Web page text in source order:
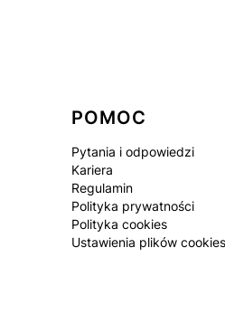
POMOC
Pytania i odpowiedzi
Kariera
Regulamin
Polityka prywatności
Polityka cookies
Ustawienia plików cookies